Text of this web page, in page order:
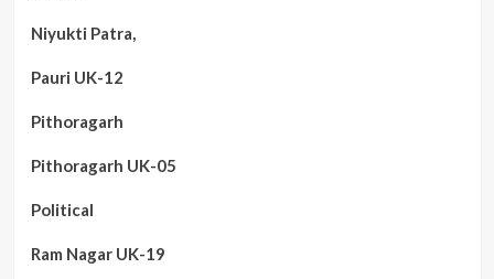
Niyukti Patra,
Pauri UK-12
Pithoragarh
Pithoragarh UK-05
Political
Ram Nagar UK-19